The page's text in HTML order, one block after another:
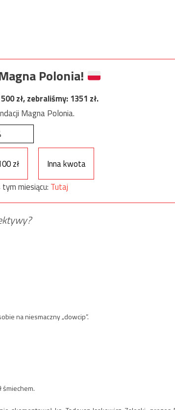
Polonia!
zł, zebraliśmy:1351 zł.
Magna Polonia.
zł
Inna kwota
miesiącu: Tutaj
na niesmaczny „dowcip”.
śmiechem.